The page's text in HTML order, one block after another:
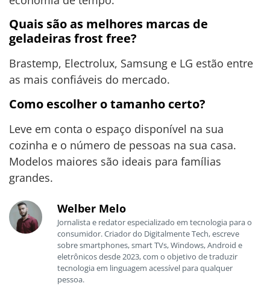
Quais são as melhores marcas de
geladeiras frost free?
Brastemp, Electrolux, Samsung e LG estão entre
as mais confiáveis do mercado.
Como escolher o tamanho certo?
Leve em conta o espaço disponível na sua
cozinha e o número de pessoas na sua casa.
Modelos maiores são ideais para famílias
grandes.
Welber Melo
Jornalista e redator especializado em tecnologia para o
consumidor. Criador do Digitalmente Tech, escreve
sobre smartphones, smart TVs, Windows, Android e
eletrônicos desde 2023, com o objetivo de traduzir
tecnologia em linguagem acessível para qualquer
pessoa.